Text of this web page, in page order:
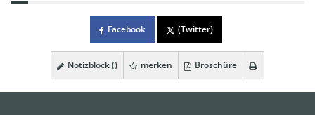
Facebook (Twitter)
Notizblock () merken Broschüre